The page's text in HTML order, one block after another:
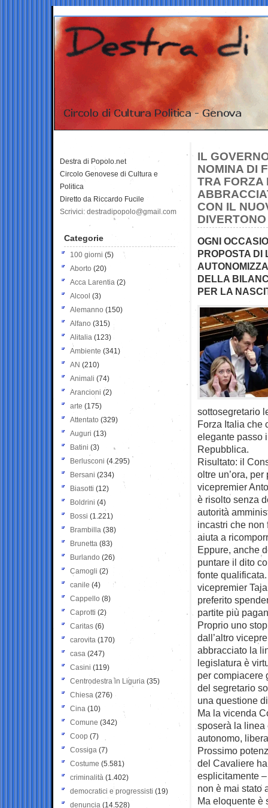
IL
NOMINA DI
TRA FORZA
CON IL
OGNI
PROPOSTA DI
DELLA
PER LA
sottosegretario
Forza Italia che
elegante passo
Repubblica.
Risultato: il
oltre un’ora,
vicepremier
è risolto senza
autorità
incastri che non
aiuta a
Eppure, anche
puntare il dito
fonte
vicepremier
preferito
partite più
Proprio uno
dall’altro
abbracciato la
legislatura è
per compiacere
del segretario
una questione
Ma la vicenda
sposerà la linea
autonomo,
Prossimo
del Cavaliere
esplicitamente
non è mai stato
Ma eloquente è
Destra di Popolo.net
Circolo Genovese di Cultura e
Politica
Diretto da Riccardo Fucile
Scrivici: destradipopolo@gmail.com
Categorie
100 giorni (5)
Aborto (20)
Acca Larentia (2)
Alcool (3)
Alemanno (150)
Alfano (315)
Alitalia (123)
Ambiente (341)
AN (210)
Animali (74)
Arancioni (2)
arte (175)
Attentato (329)
Auguri (13)
Batini (3)
Berlusconi (4.295)
Bersani (234)
Biasotti (12)
Boldrini (4)
Bossi (1.221)
Brambilla (38)
Brunetta (83)
Burlando (26)
Camogli (2)
canile (4)
Cappello (8)
Caprotti (2)
Caritas (6)
carovita (170)
casa (247)
Casini (119)
Centrodestra in Liguria (35)
Chiesa (276)
Cina (10)
Comune (342)
Coop (7)
Cossiga (7)
Costume (5.581)
criminalità (1.402)
democratici e progressisti (19)
denuncia (14.528)